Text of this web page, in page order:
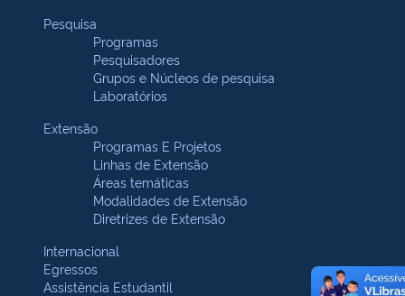
Pesquisa
Programas
Pesquisadores
Grupos e Núcleos de pesquisa
Laboratórios
Extensão
Programas E Projetos
Linhas de Extensão
Áreas temáticas
Modalidades de Extensão
Diretrizes de Extensão
Internacional
Egressos
Assistência Estudantil